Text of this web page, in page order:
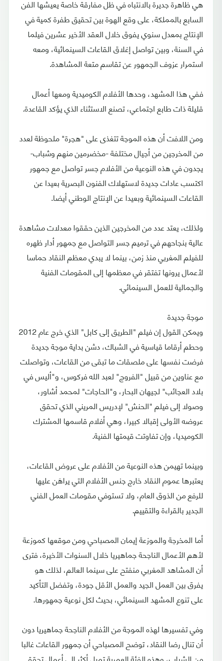
هي ظاهرة جديرة بالانتباه في ظل مفارقة خاصة يعيشها الفن
السابع بالمملكة، على وقع الهوة بين تحقيق طفرة كمية في
الإنتاج بمعدل سنوي يفوق خلال العقد الأخير عشرين فيلما
في السنة، وبين تواصل إغلاق القاعات السينمائية، ومعه
استمرار عزوف الجمهور عن تقاسم متعة المشاهدة.
ففي هذا المشهد، وحدها الأفلام الكوميدية ومعها أعمال
قليلة ذات طابع اجتماعي، تصنع الاستثناء الذي يؤكد القاعدة.
ومن اللافت أن هذه الموجة تتغذى على "هجرة" ملحوظة لعدد
من المخرجين من أجيال مختلفة -مخضرمين منهم وشباب-
يجدون في هذه النوعية من الأفلام جسر تواصل مع جمهور
اكتسب عادات جديدة لاستهلاك الفنون البصرية بعيدا عن
القاعات السينمائية وبعيدا عن الإنتاج الوطني أيضا.
ولذلك، يعتد عدد من المخرجين الذين حققوا معدلات مشاهدة
عالية بنجاحهم في ترميم جسر التواصل مع جمهور أدار ظهره
للفيلم المغربي منذ زمن، بينما لا يبدي معظم النقاد حماسا
لأعمال يرونها تفتقر في معظمها إلى المقومات الفنية
والجمالية للعمل السينمائي.
موجة جديدة
ويمكن القول إن فيلم "الطريق إلى كابل" الذي خرج عام 2012
وحطم أرقاما قياسية في الشباك، دشن بداية موجة جديدة
فرضت نفسها على ملصقات ما تبقى من القاعات، وتواصلت
مع عناوين من قبيل "الفروج" لعبد الله فركوس، و"أليس في
بلاد العجائب" لجيهان البحار، و"الحاجات" لمحمد أشاور،
وصولا إلى فيلم "الحنش" لإدريس المريني الذي تحقق
عروضه الأولى إقبالا كبيرا، وهي أفلام قاسمها المشترك
الكوميديا، وإن تفاوتت قيمتها الفنية.
وبينما تهيمن هذه النوعية من الأفلام على عروض القاعات،
يعتبرها عموم النقاد خارج جنس الأفلام التي يراهَن عليها
للرفع من الذوق العام، ولا تستوفي مقومات العمل الفني
الجدير بالقراءة والتقييم.
أما المخرجة والموزعة إيمان المصباحي ومن موقعها كموزعة
لأهم الأعمال الناجحة جماهيريا خلال السنوات الأخيرة، فترى
أن المشاهد المغربي منفتح على سينما العالم، لذلك هو
يفرق بين العمل الجيد والعمل الأقل جودة، وتفضل التأكيد
على تنوع المشهد السينمائي، بحيث لكل نوعية جمهورها.
وفي تفسيرها لهذه الموجة من الأفلام الناجحة جماهيريا دون
أن تنال رضا النقاد، توضح المصباحي أن جمهور القاعات غالبا